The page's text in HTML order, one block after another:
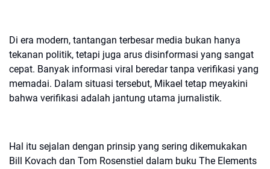
Di era modern, tantangan terbesar media bukan hanya
tekanan politik, tetapi juga arus disinformasi yang sangat
cepat. Banyak informasi viral beredar tanpa verifikasi yang
memadai. Dalam situasi tersebut, Mikael tetap meyakini
bahwa verifikasi adalah jantung utama jurnalistik.
Hal itu sejalan dengan prinsip yang sering dikemukakan
Bill Kovach dan Tom Rosenstiel dalam buku The Elements